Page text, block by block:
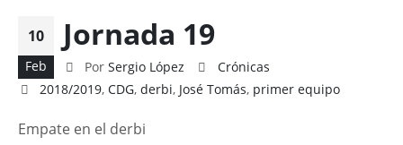
10
Feb
Jornada 19
Por Sergio López
Crónicas
2018/2019,CDG,derbi, José Tomás, primer equipo
Empate en el derbi